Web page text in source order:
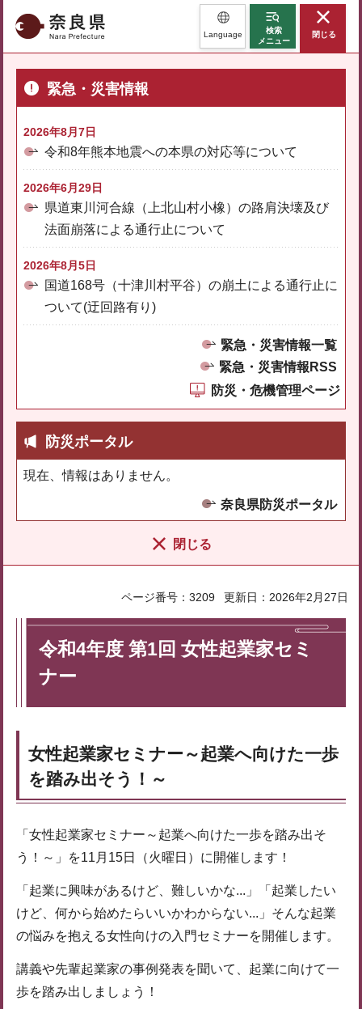
奈良県 Language
検索
メニュー
閉じる
緊急・災害情報
2026年8月7日
令和8年熊本地震への本県の対応等について
2026年6月29日
県道東川河合線（上北山村小橡）の路肩決壊及び
法面崩落による通行止について
2026年8月5日
国道168号（十津川村平谷）の崩土による通行止に
ついて(迂回路有り)
緊急・災害情報一覧
緊急・災害情報RSS
防災・危機管理ページ
防災ポータル
現在、情報はありません。
奈良県防災ポータル
閉じる
ページ番号：3209 更新日：2026年2月27日
令和4年度 第1回 女性起業家セミ
ナー
女性起業家セミナー～起業へ向けた一歩
を踏み出そう！～
「女性起業家セミナー～起業へ向けた一歩を踏み出そ
う！～」を11月15日（火曜日）に開催します！
「起業に興味があるけど、難しいかな...」「起業したい
けど、何から始めたらいいかわからない...」そんな起業
の悩みを抱える女性向けの入門セミナーを開催します。
講義や先輩起業家の事例発表を聞いて、起業に向けて一
歩を踏み出しましょう！